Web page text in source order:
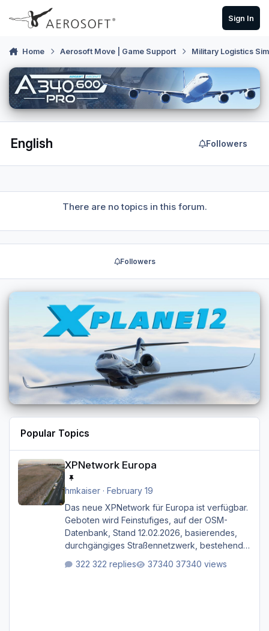
Skip to content
Sign In
Home Aerosoft Move | Game Support Military Logistics
English Followers
There are no topics in this forum.
Followers
Popular Topics
XPNetwork Europa
hmkaiser· February 19
Das neue XPNetwork für Europa ist verfügbar.
Geboten wird Feinstufiges, auf der OSM-
Datenbank, Stand 12.02.2026, basierendes,
durchgängiges Straßen­netzwerk, bestehend
sekundären, tertiären und sonstigen Straßen,
322 replies 37340 views